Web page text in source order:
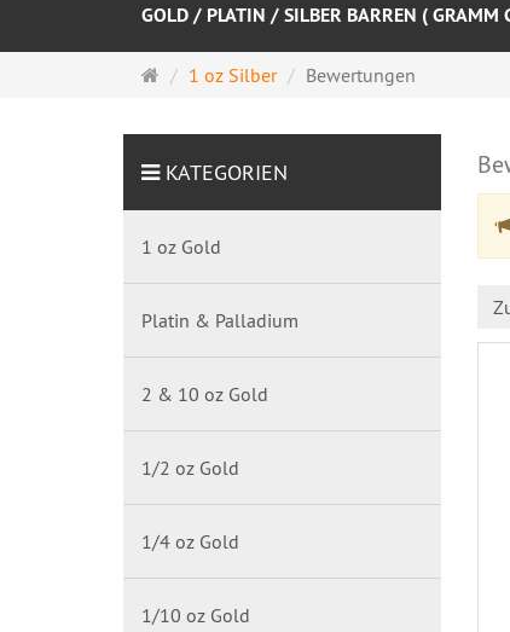
GOLD / PLATIN / SILBER BARREN ( GRAMM
Startseite
1 oz Silber Bewertungen
KATEGORIEN
1 oz Gold
Platin & Palladium
2 & 10 oz Gold
1/2 oz Gold
1/4 oz Gold
1/10 oz Gold